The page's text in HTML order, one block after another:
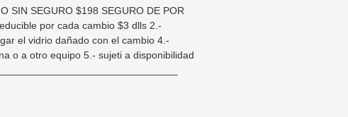
SIN SEGURO $198 SEGURO DE POR
por cada cambio $3 dlls 2.-
el vidrio dañado con el cambio 4.-
o a otro equipo 5.- sujeti a disponibilidad